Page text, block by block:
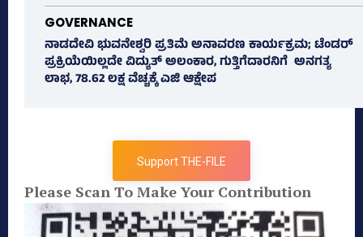
GOVERNANCE
ನಾಡದೇವಿ ಭುವನೇಶ್ವರಿ ಪ್ರತಿಮೆ ಅನಾವರಣ ಕಾರ್ಯಕ್ರಮ; ಟೆಂಡರ್
ಪ್ರಕ್ರಿಯೆಯಿಲ್ಲದೇ ವಿದ್ಯುತ್‌ ಅಲಂಕಾರ, ಗುತ್ತಿಗೆದಾರನಿಗೆ ಅನಗತ್ಯ
ಲಾಭ, 78.62 ಲಕ್ಷ ವೆಚ್ಚಕ್ಕೆ ಎಜಿ ಆಕ್ಷೇಪ
Support THE-FILE
Please Scan To Make Your Contribution